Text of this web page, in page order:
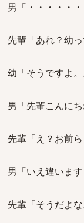
男「・・・・・・
先輩「あれ？幼
幼「そうですよ
男「先輩こんに
先輩「え？お前
男「いえ違いま
先輩「そうだよな